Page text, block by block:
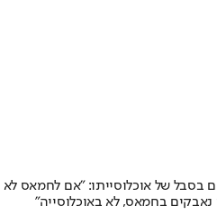
זו הוא סבור שרק חמאס אשם בסבל של אוכלוסייתו: "אם לחמאס לא
בחמאס, לא באוכלוסייה"